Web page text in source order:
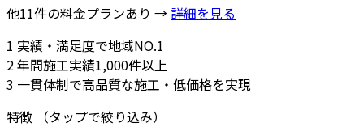
他11件の料金プランあり → 詳細を見る
1 実績・満足度で地域NO.1
2年間施工実績1,000件以上
3 一貫体制で高品質な施工・低価格を実現
特徴
（タップで絞り込み）